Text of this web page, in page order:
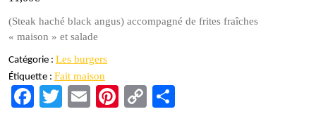
(Steak haché black angus) accompagné de frites fraîches
« maison » et salade
Catégorie : Les burgers
Étiquette : Fait maison
Fa T
E
Pi
C